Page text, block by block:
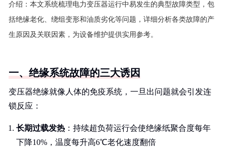
介绍： 本文系统梳理电力变压器运行中易发生的典型故障类型，包
括绝缘老化、绕组变形和油质劣化等问题，详细分析各类故障的产
生原因及关联因素，为设备维护提供实用参考。
一、绝缘系统故障的三大诱因
变压器绝缘就像人体的免疫系统，一旦出问题就会引发连
锁反应：
长期过载发热 ：持续超负荷运行会使绝缘纸聚合度每年
下降10%，温度每升高6℃老化速度翻倍